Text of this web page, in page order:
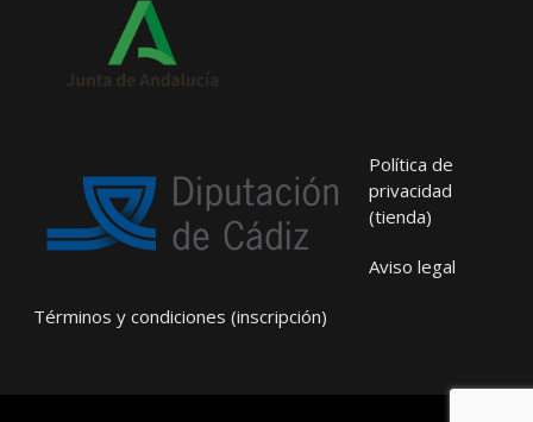
Política de
privacidad
(tienda)
Aviso legal
Términos y condiciones (inscripción)